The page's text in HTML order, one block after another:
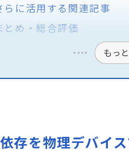
に活用する関連記事
め・総合評価
もっ
存を物理デバイ